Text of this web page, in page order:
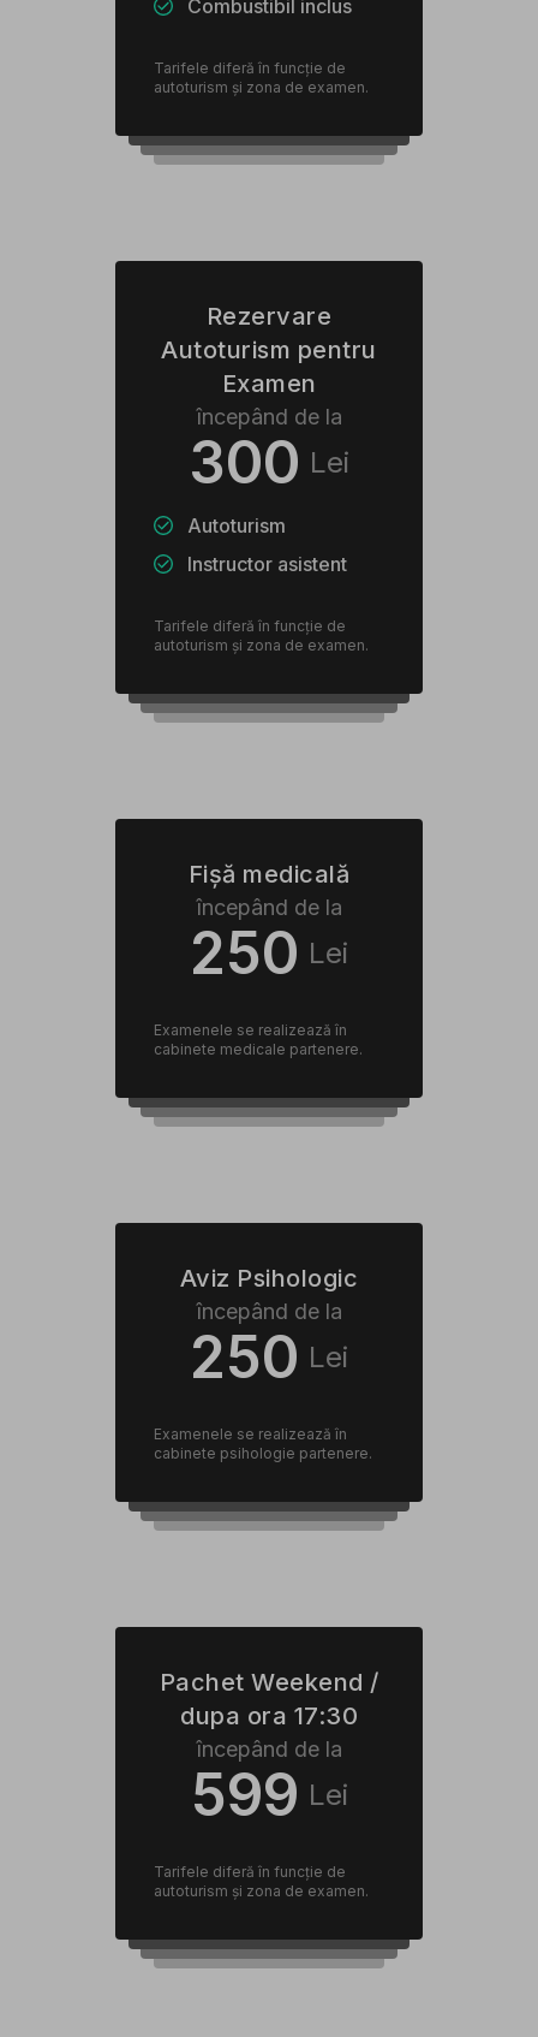
Combustibil inclus
Tarifele diferă în funcție de
autoturism și zona de examen.
Rezervare
Autoturism pentru
Examen
începând de la
300 Lei
Autoturism
Instructor asistent
Tarifele diferă în funcție de
autoturism și zona de examen.
Fișă medicală
începând de la
250 Lei
Examenele se realizează în
cabinete medicale partenere.
Aviz Psihologic
începând de la
250 Lei
Examenele se realizează în
cabinete psihologie partenere.
Pachet Weekend /
dupa ora 17:30
începând de la
599 Lei
Tarifele diferă în funcție de
autoturism și zona de examen.